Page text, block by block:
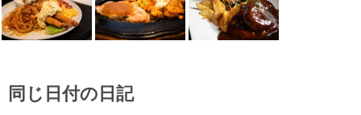
同じ日付の日記